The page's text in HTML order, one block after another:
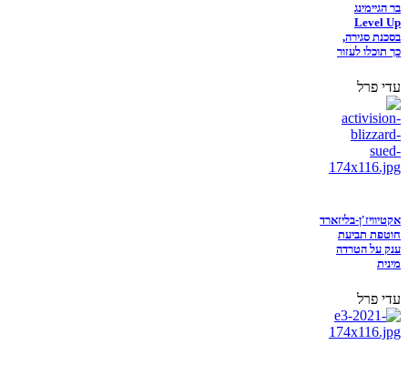
בר הגיימינג
Level Up
בסכנת סגירה,
כך תוכלו לעזור
עדי פרל
אקטיוויז'ן-בליזארד
חוטפת תביעת
ענק על הטרדה
מינית
עדי פרל